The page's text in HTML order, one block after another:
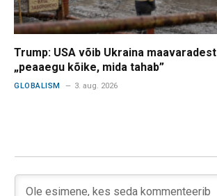
Trump: USA võib Ukraina
„peaaegu kõike, mida tahab”
GLOBALISM 3. aug. 2026